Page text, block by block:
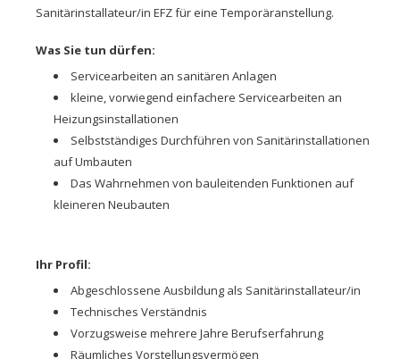
Sanitärinstallateur/in EFZ für eine Temporäranstellung.
Was Sie tun dürfen:
Servicearbeiten an sanitären Anlagen
kleine, vorwiegend einfachere Servicearbeiten an
Heizungsinstallationen
Selbstständiges Durchführen von Sanitärinstallationen
auf Umbauten
Das Wahrnehmen von bauleitenden Funktionen auf
kleineren Neubauten
Ihr Profil:
Abgeschlossene Ausbildung als Sanitärinstallateur/in
Technisches Verständnis
Vorzugsweise mehrere Jahre Berufserfahrung
Räumliches Vorstellungsvermögen